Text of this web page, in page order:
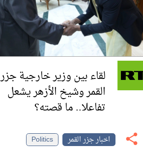
لقاء بين وزير خارجية جزر
القمر وشيخ الأزهر يشعل
تفاعلا.. ما قصته؟
اخبار جزر القمر
Politics